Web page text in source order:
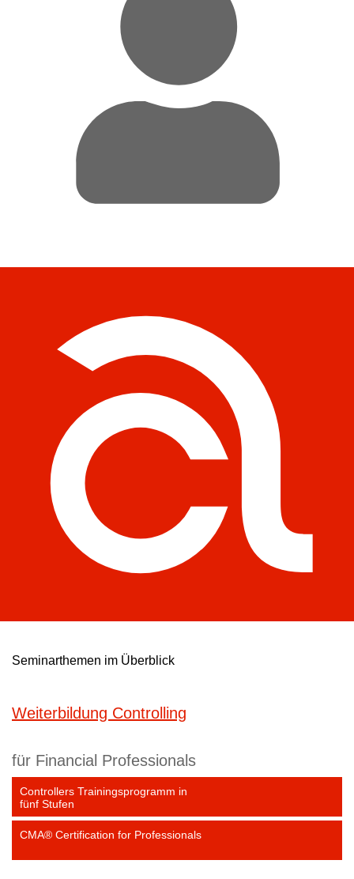
Seminarthemen im Überblick
Weiterbildung Controlling
für Financial Professionals
Controllers Trainingsprogramm in
fünf Stufen
CMA® Certification for Professionals